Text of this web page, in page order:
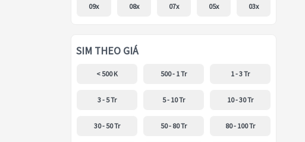
09x 08x 07x 05x 03x
SIM THEO GIÁ
< 500 K 500 - 1 Tr 1 - 3 Tr
3 - 5 Tr 5 - 10 Tr 10 - 30 Tr
30 - 50 Tr 50 - 80 Tr 80 - 100 Tr